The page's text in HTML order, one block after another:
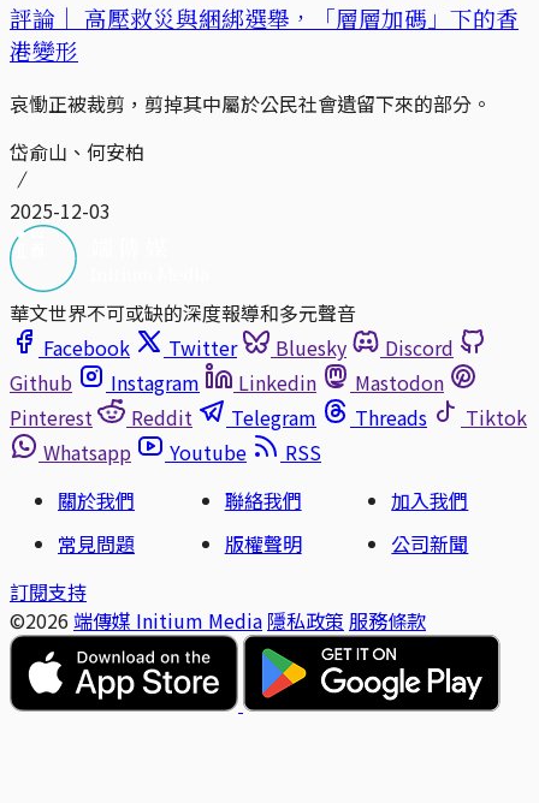
評論｜ 高壓救災與綑綁選舉，「層層加碼」下的香
港變形
哀慟正被裁剪，剪掉其中屬於公民社會遺留下來的部分。
岱俞山、何安柏
2025-12-03
華文世界不可或缺的深度報導和多元聲音
Facebook
Twitter Bluesky
Discord
Github
Instagram Linkedin
Mastodon
Pinterest
Reddit Telegram Threads
Tiktok
Whatsapp
Youtube
RSS
關於我們
聯絡我們
加入我們
常見問題
版權聲明
公司新聞
訂閱支持
©2026 端傳媒 Initium Media 隱私政策 服務條款